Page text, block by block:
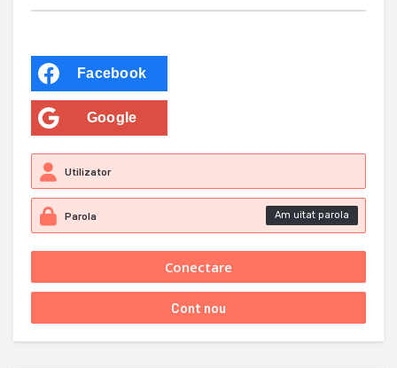
Facebook
Google
Am uitat parola